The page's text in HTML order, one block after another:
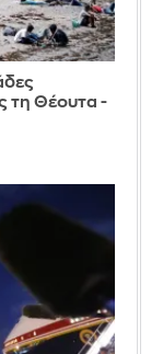
τη Θέουτα -